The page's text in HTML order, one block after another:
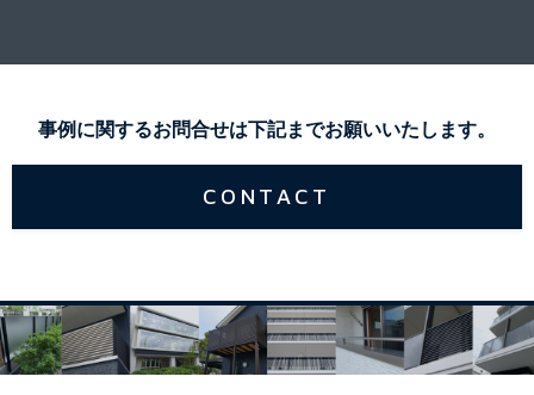
事例に関するお問合せは下記までお願いいたします。
CONTACT